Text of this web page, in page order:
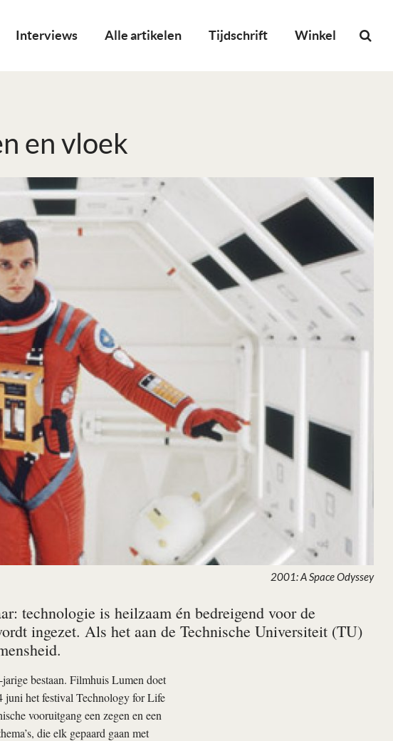
Interviews Alle artikelen Tijdschrift Winkel
en vloek
2001: A Space Odyssey
technologie is heilzaam én bedreigend voor de
ingezet. Als het aan de Technische Universiteit (TU)
bestaan. Filmhuis Lumen doet
juni het festival Technology for Life
vooruitgang een zegen en een
die elk gepaard gaan met